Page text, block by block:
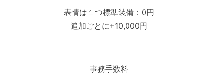
表情は１つ標準装備：0円
追加ごとに+10,000円
事務手数料